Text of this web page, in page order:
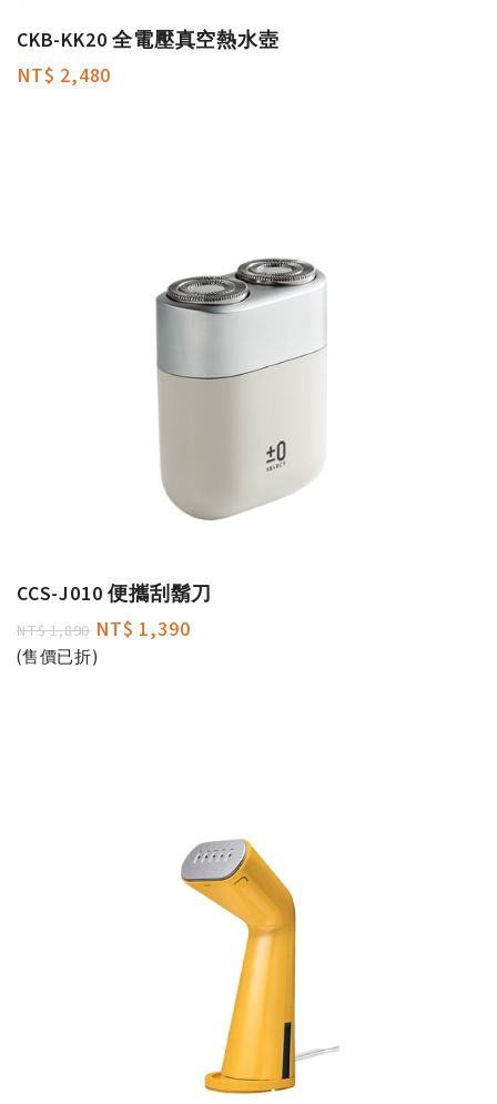
CKB-KK20 全電壓真空熱水壺
NT$ 2,480
CCS-J010 便攜刮鬍刀
NT$ 1,890 NT$ 1,390
(售價已折)